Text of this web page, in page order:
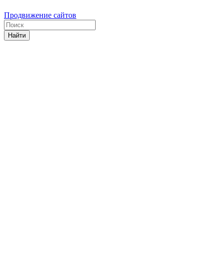
Продвижение сайтов
Найти